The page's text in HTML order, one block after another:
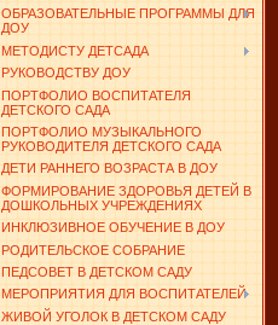
ОБРАЗОВАТЕЛЬНЫЕ ПРОГРАММЫ ДЛЯ
ДОУ
МЕТОДИСТУ ДЕТСАДА
РУКОВОДСТВУ ДОУ
ПОРТФОЛИО ВОСПИТАТЕЛЯ
ДЕТСКОГО САДА
ПОРТФОЛИО МУЗЫКАЛЬНОГО
РУКОВОДИТЕЛЯ ДЕТСКОГО САДА
ДЕТИ РАННЕГО ВОЗРАСТА В ДОУ
ФОРМИРОВАНИЕ ЗДОРОВЬЯ ДЕТЕЙ В
ДОШКОЛЬНЫХ УЧРЕЖДЕНИЯХ
ИНКЛЮЗИВНОЕ ОБУЧЕНИЕ В ДОУ
РОДИТЕЛЬСКОЕ СОБРАНИЕ
ПЕДСОВЕТ В ДЕТСКОМ САДУ
МЕРОПРИЯТИЯ ДЛЯ ВОСПИТАТЕЛЕЙ
ЖИВОЙ УГОЛОК В ДЕТСКОМ САДУ